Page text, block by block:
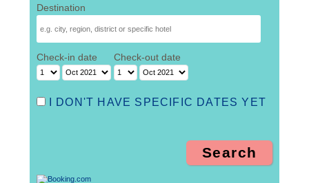
Destination
Check-in date Check-out date
I DON'T HAVE SPECIFIC DATES YET